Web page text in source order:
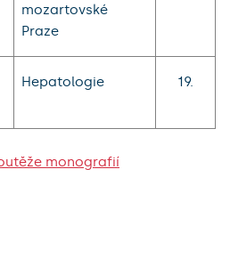
mozartovské
Praze
Hepatologie 19.
monografií